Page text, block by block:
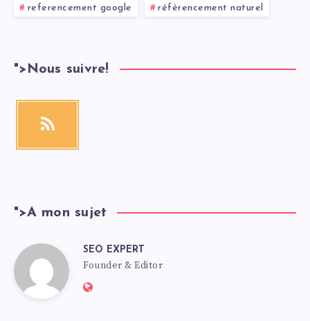
referencement google référencement naturel
"> Nous suivre!
">A mon sujet
SEO EXPERT
Founder & Editor